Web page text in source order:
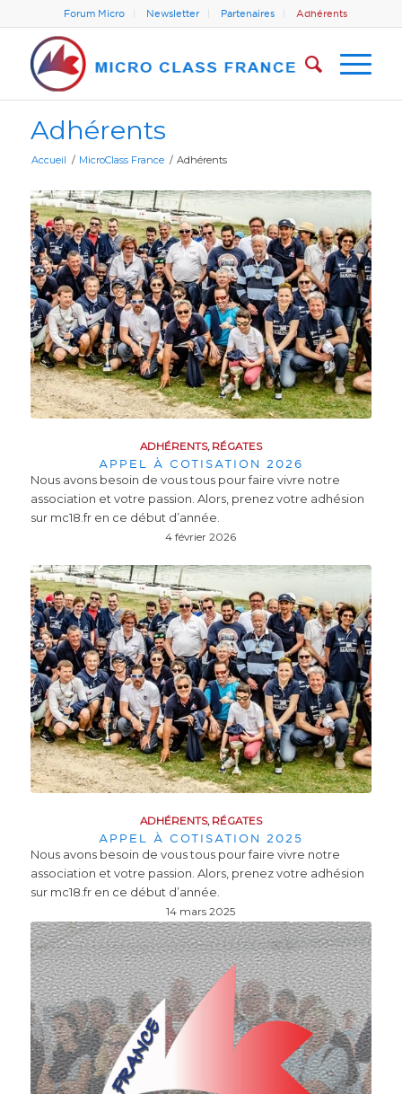
Forum Micro Newsletter Partenaires Adhérents
Adhérents
Accueil / MicroClass France / Adhérents
ADHÉRENTS, RÉGATES
APPEL À COTISATION 2026
Nous avons besoin de vous tous pour faire vivre notre
association et votre passion. Alors, prenez votre adhésion
sur mc18.fr en ce début d’année.
4 février 2026
ADHÉRENTS, RÉGATES
APPEL À COTISATION 2025
Nous avons besoin de vous tous pour faire vivre notre
association et votre passion. Alors, prenez votre adhésion
sur mc18.fr en ce début d’année.
14 mars 2025